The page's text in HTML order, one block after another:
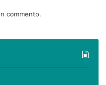
commento.